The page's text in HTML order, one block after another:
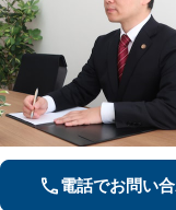
電話でお問い